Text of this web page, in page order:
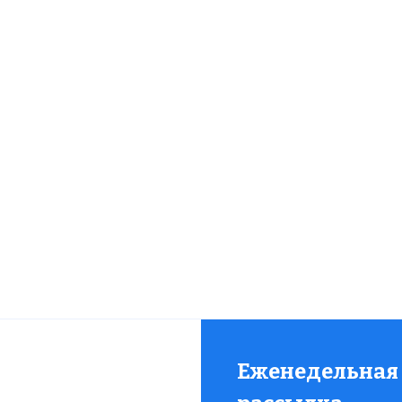
Еженедельная